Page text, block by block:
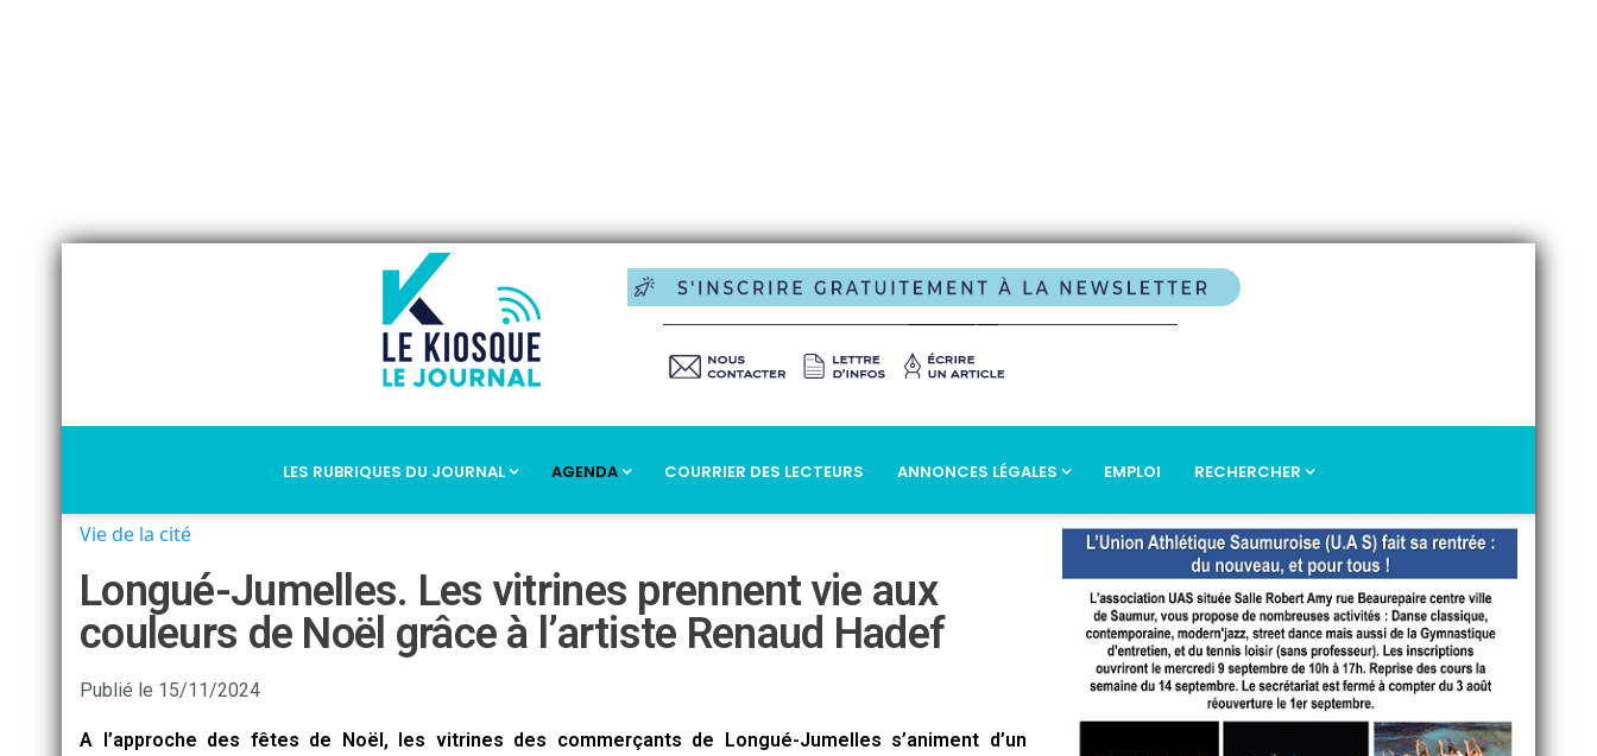
LES RUBRIQUES DU JOURNAL AGENDA COURRIER DES LECTEURS ANNONCES LÉGALES EMPLOI RECHERCHER
Vie de la cité
Longué-Jumelles. Les vitrines prennent vie aux
couleurs de Noël grâce à l’artiste Renaud Hadef
Publié le 15/11/2024
A l’approche des fêtes de Noël, les vitrines des commerçants de Longué-Jumelles s’animent d’un